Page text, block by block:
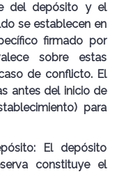
del depósito y el
se establecen en
firmado por
sobre estas
de conflicto. El
antes del inicio de
para
El depósito
constituye el